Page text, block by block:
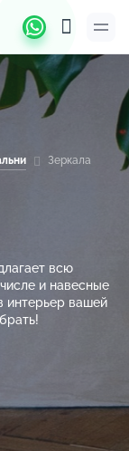
Зеркала
всю
и навесные
интерьер вашей